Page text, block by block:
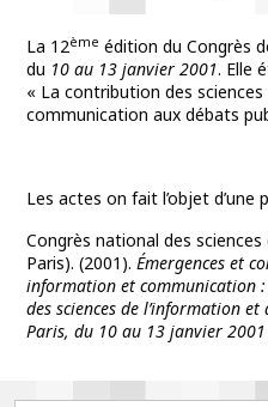
La 12ème édition du Congrès
du 10 au 13 janvier 2001. Elle
« La contribution des
communication aux débats
Les actes on fait l’objet d’une
Congrès national des sciences
Paris). (2001). Émergences et
information et communication
des sciences de l’information et
Paris, du 10 au 13 janvier 2001